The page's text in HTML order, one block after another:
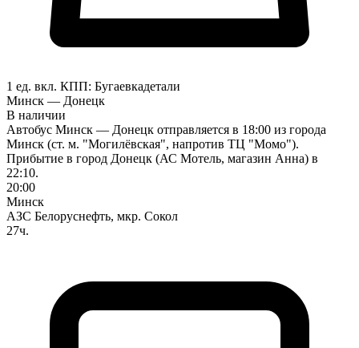
1 ед. вкл. КПП: Бугаевкадетали
Минск — Донецк
В наличии
Автобус Минск — Донецк отправляется в 18:00 из города
Минск (ст. м. "Могилёвская", напротив ТЦ "Момо").
Прибытие в город Донецк (АС Мотель, магазин Анна) в
22:10.
20:00
Минск
АЗС Белоруснефть, мкр. Сокол
27ч.